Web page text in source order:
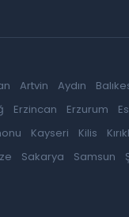
Artvin Aydın
Erzincan Erzurum
Kayseri Kilis
Sakarya Samsun